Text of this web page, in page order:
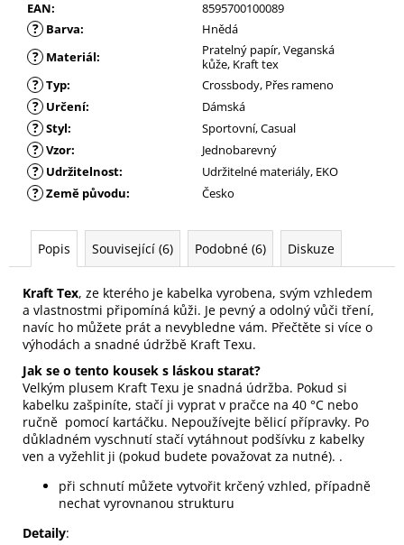
EAN: 8595700100089
? Barva: Hnědá
? Materiál:
Pratelný papír, Veganská
kůže, Kraft tex
? Typ: Crossbody, Přes rameno
? Určení: Dámská
? Styl: Sportovní, Casual
? Vzor: Jednobarevný
? Udržitelnost: Udržitelné materiály, EKO
? Země původu: Česko
Popis Související (6) Podobné (6) Diskuze
Kraft Tex, ze kterého je kabelka vyrobena, svým vzhledem
a vlastnostmi připomíná kůži. Je pevný a odolný vůči tření,
navíc ho můžete prát a nevybledne vám. Přečtěte si více o
výhodách a snadné údržbě Kraft Texu.
Jak se o tento kousek s láskou starat?
Velkým plusem Kraft Texu je snadná údržba. Pokud si
kabelku zašpiníte, stačí ji vyprat v pračce na 40 °C nebo
ručně pomocí kartáčku. Nepoužívejte bělicí přípravky. Po
důkladném vyschnutí stačí vytáhnout podšívku z kabelky
ven a vyžehlit ji (pokud budete považovat za nutné). .
při schnutí můžete vytvořit krčený vzhled, případně
nechat vyrovnanou strukturu
Detaily: